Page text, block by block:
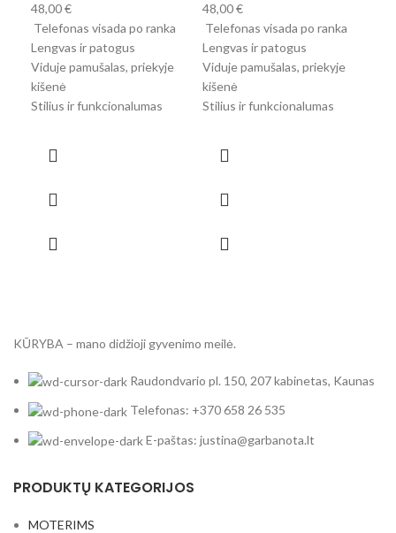
48,00€
Telefonas visada po ranka
Lengvas ir patogus
Viduje pamušalas, priekyje
kišenė
Stilius ir funkcionalumas
48,00€
Telefonas visada po ranka
Lengvas ir patogus
Viduje pamušalas, priekyje
kišenė
Stilius ir funkcionalumas
KŪRYBA – mano didžioji gyvenimo meilė.
Raudondvario pl. 150, 207 kabinetas, Kaunas
Telefonas: +370 658 26 535
E-paštas: justina@garbanota.lt
PRODUKTŲ KATEGORIJOS
MOTERIMS